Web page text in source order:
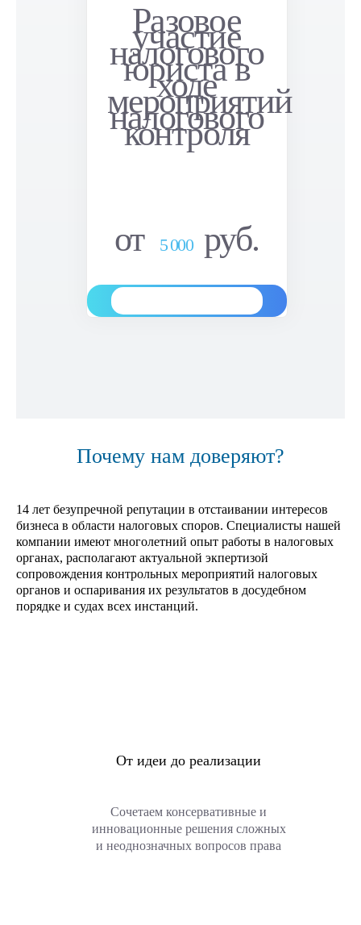
Разовое
участие
налогового
юриста в
ходе
мероприятий
налогового
контроля
от 5 000 руб.
Почему нам доверяют?
14 лет безупречной репутации в отстаивании интересов
бизнеса в области налоговых споров. Специалисты нашей
компании имеют многолетний опыт работы в налоговых
органах, располагают актуальной экпертизой
сопровождения контрольных мероприятий налоговых
органов и оспаривания их результатов в досудебном
порядке и судах всех инстанций.
От идеи до реализации
Сочетаем консервативные и
инновационные решения сложных
и неоднозначных вопросов права